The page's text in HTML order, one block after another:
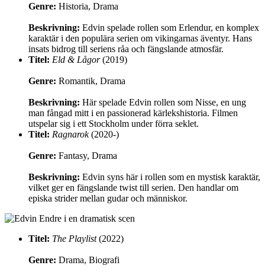
Genre: Historia, Drama
Beskrivning: Edvin spelade rollen som Erlendur, en komplex
karaktär i den populära serien om vikingarnas äventyr. Hans
insats bidrog till seriens råa och fängslande atmosfär.
Titel: Eld & Lågor(2019)
Genre: Romantik, Drama
Beskrivning: Här spelade Edvin rollen som Nisse, en ung
man fångad mitt i en passionerad kärlekshistoria. Filmen
utspelar sig i ett Stockholm under förra seklet.
Titel: Ragnarok(2020-)
Genre: Fantasy, Drama
Beskrivning: Edvin syns här i rollen som en mystisk karaktär,
vilket ger en fängslande twist till serien. Den handlar om
episka strider mellan gudar och människor.
Titel: The Playlist(2022)
Genre: Drama, Biografi